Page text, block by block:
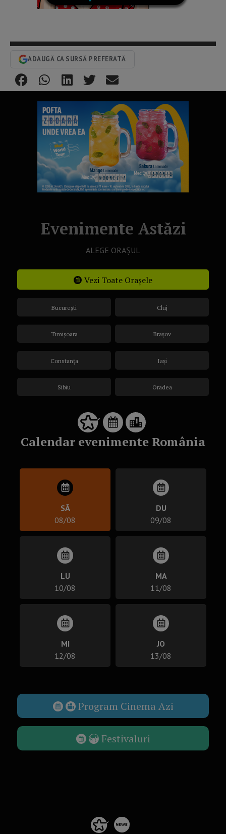
ADAUGĂ CA SURSĂ PREFERATĂ
Evenimente Astăzi
ALEGE ORAȘUL
Vezi Toate Orașele
București
Timișoara
Constanța
Sibiu
Cluj
Brașov
Iași
Oradea
Calendar evenimente România
SÂ
08/08
DU
09/08
LU
10/08
MA
11/08
MI
12/08
JO
13/08
Program Cinema Azi
Festivaluri